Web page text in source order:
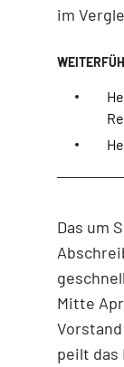
im
Das um
Mitte
peilt das